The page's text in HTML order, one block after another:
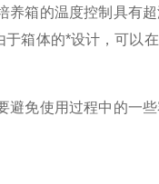
箱的温度控制具有
于箱体的*设计，可以
免使用过程中的一些